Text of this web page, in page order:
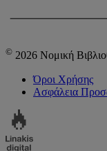
© 2026 Νομική
Όροι Χρήσης
Ασφάλεια